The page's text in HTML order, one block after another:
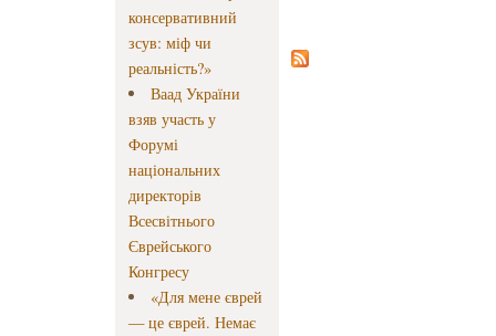
консервативний
зсув: міф чи
реальність?»
Ваад України
взяв участь у
Форумі
національних
директорів
Всесвітнього
Єврейського
Конгресу
«Для мене єврей
— це єврей. Немає